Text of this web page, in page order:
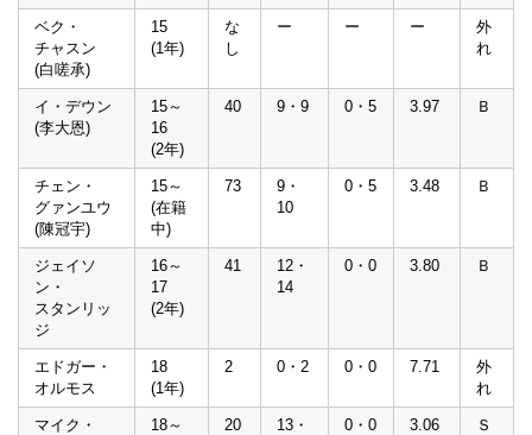
ベク・
チャスン
(白嗟承)
15
(1年)
な
し
ー ー ー
外
れ
イ・デウン
(李大恩)
15～
16
(2年)
40 9・9 0・5 3.97 Ｂ
チェン・
グァンユウ
(陳冠宇)
15～
(在籍
中)
73
9・
10
0・5 3.48 Ｂ
ジェイソ
ン・
スタンリッ
ジ
16～
17
(2年)
41
12・
14
0・0 3.80 Ｂ
エドガー・
オルモス
18
(1年)
2 0・2 0・0 7.71
外
れ
マイク・
18～
20
13・
0・0 3.06 Ｓ